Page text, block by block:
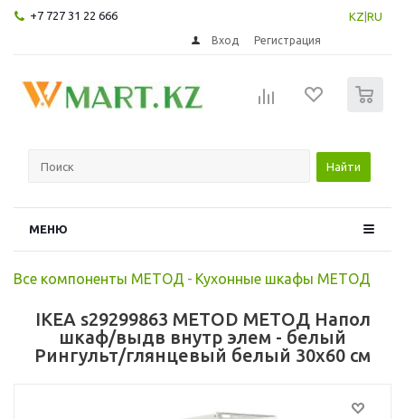
+7 727 31 22 666 KZ RU
Вход Регистрация
Найти
МЕНЮ
Все компоненты МЕТОД - Кухонные шкафы МЕТОД
IKEA s29299863 METOD МЕТОД Напол
шкаф/выдв внутр элем - белый
Рингульт/глянцевый белый 30x60 см